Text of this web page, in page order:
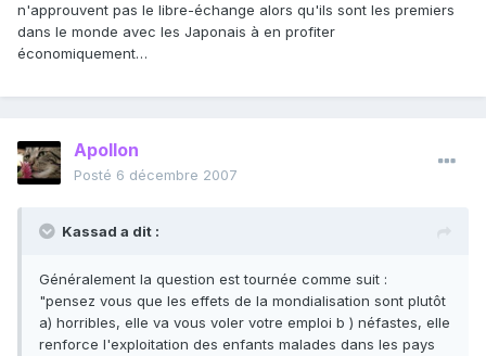
n'approuvent pas le libre-échange alors qu'ils sont les premiers
dans le monde avec les Japonais à en profiter
économiquement…
Apollon
Posté 6 décembre 2007
Kassad a dit :
Généralement la question est tournée comme suit :
"pensez vous que les effets de la mondialisation sont plutôt
a) horribles, elle va vous voler votre emploi b ) néfastes, elle
renforce l'exploitation des enfants malades dans les pays